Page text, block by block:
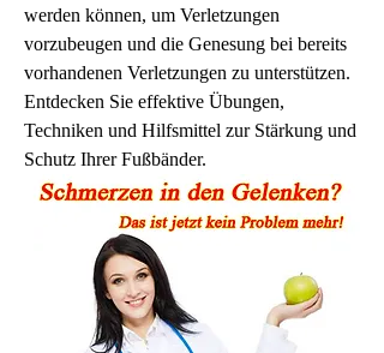
werden können, um Verletzungen
vorzubeugen und die Genesung bei bereits
vorhandenen Verletzungen zu unterstützen.
Entdecken Sie effektive Übungen,
Techniken und Hilfsmittel zur Stärkung und
Schutz Ihrer Fußbänder.